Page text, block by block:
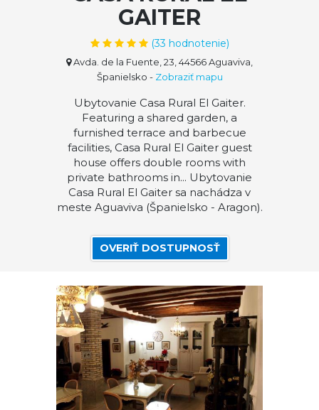
GAITER
(33 hodnotenie)
Avda. de la Fuente, 23, 44566 Aguaviva,
Španielsko - Zobraziť mapu
Ubytovanie Casa Rural El Gaiter.
Featuring a shared garden, a
furnished terrace and barbecue
facilities, Casa Rural El Gaiter guest
house offers double rooms with
private bathrooms in... Ubytovanie
Casa Rural El Gaiter sa nachádza v
meste Aguaviva (Španielsko - Aragon).
OVERIŤ DOSTUPNOSŤ